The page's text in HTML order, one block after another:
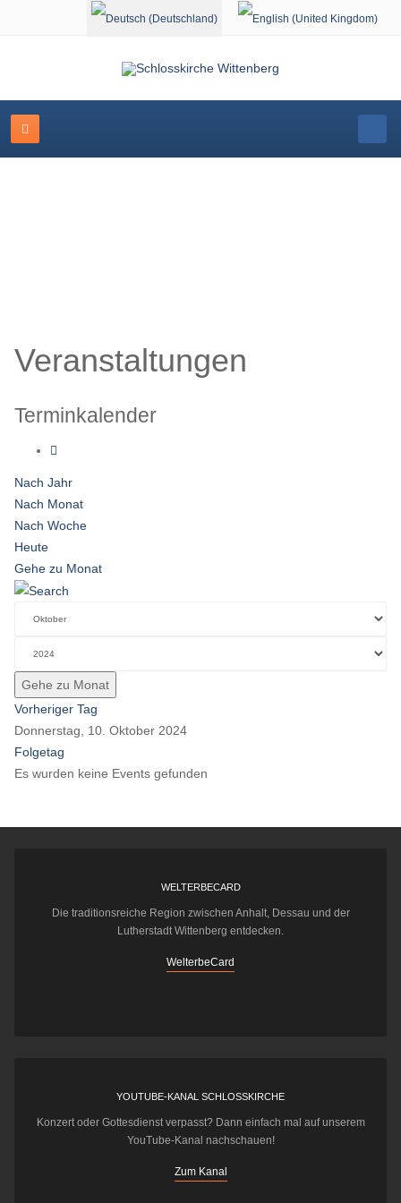
Sprache auswählen
Veranstaltungen
Terminkalender
Nach Jahr
Nach Monat
Nach Woche
Heute
Gehe zu Monat
Gehe zu Monat
Vorheriger Tag
Donnerstag, 10. Oktober 2024
Folgetag
Es wurden keine Events gefunden
WELTERBECARD
Die traditionsreiche Region zwischen Anhalt, Dessau und der
Lutherstadt Wittenberg entdecken.
WelterbeCard
YOUTUBE-KANAL SCHLOSSKIRCHE
Konzert oder Gottesdienst verpasst? Dann einfach mal auf unserem
YouTube-Kanal nachschauen!
Zum Kanal